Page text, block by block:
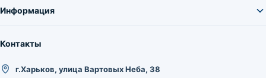
Информация
Контакты
г.Харьков, улица Вартовых Неба, 38